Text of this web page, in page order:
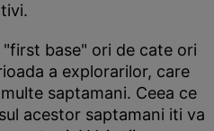
base" ori de cate ori
a explorarilor, care
saptamani. Ceea ce
acestor saptamani iti va